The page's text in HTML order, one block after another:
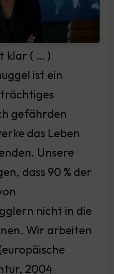
klar ( … )
ist ein
gefährden
das Leben
Unsere
dass 90 % der
nicht in die
Wir arbeiten
2004